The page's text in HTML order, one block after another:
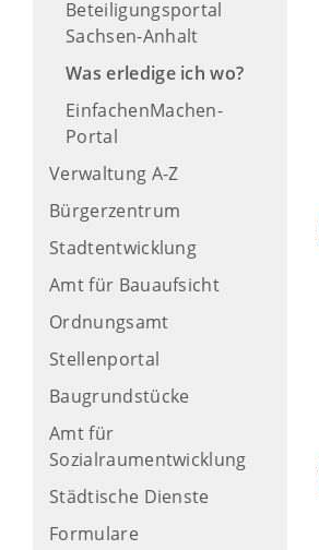
Beteiligungsportal
Sachsen-Anhalt
Was erledige ich wo?
EinfachenMachen-
Portal
Verwaltung A-Z
Bürgerzentrum
Stadtentwicklung
Amt für Bauaufsicht
Ordnungsamt
Stellenportal
Baugrundstücke
Amt für
Sozialraumentwicklung
Städtische Dienste
Formulare